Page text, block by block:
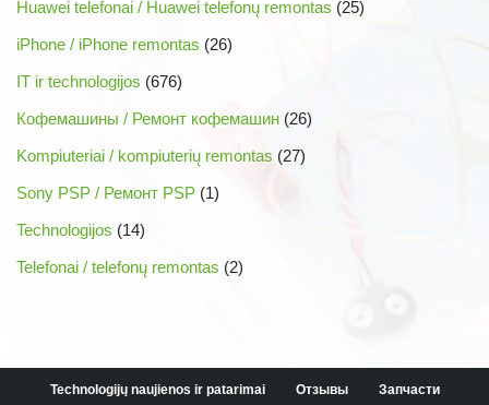
Huawei telefonai / Huawei telefonų remontas (25)
iPhone / iPhone remontas (26)
IT ir technologijos (676)
Кофемашины / Ремонт кофемашин (26)
Kompiuteriai / kompiuterių remontas (27)
Sony PSP / Ремонт PSP (1)
Technologijos (14)
Telefonai / telefonų remontas (2)
Technologijų naujienos ir patarimai Отзывы
Запчасти